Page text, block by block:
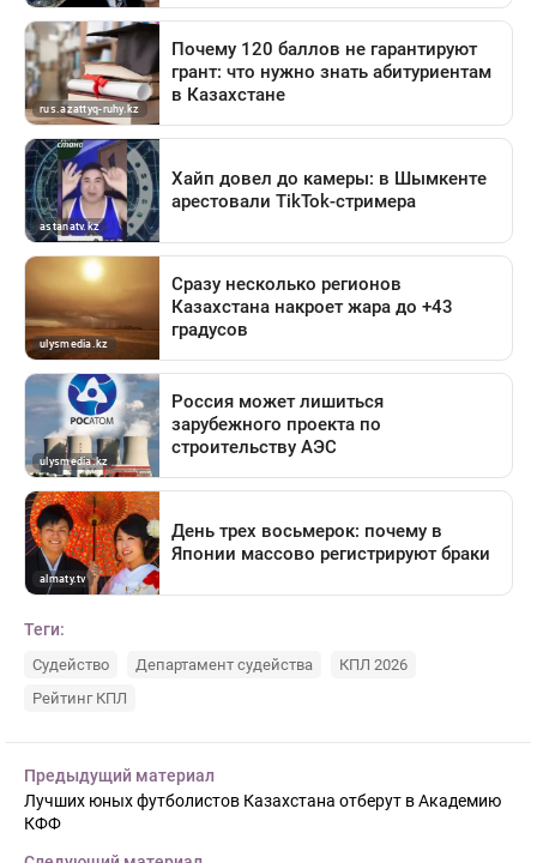
Теги:
Судейство Департамент судейства
КПЛ 2026
Рейтинг КПЛ
Предыдущий материал
Лучших юных футболистов Казахстана отберут в Академию
КФФ